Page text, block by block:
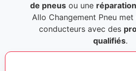
de pneus ou une
Allo Changement Pneu
conducteurs avec des
qualifiés.